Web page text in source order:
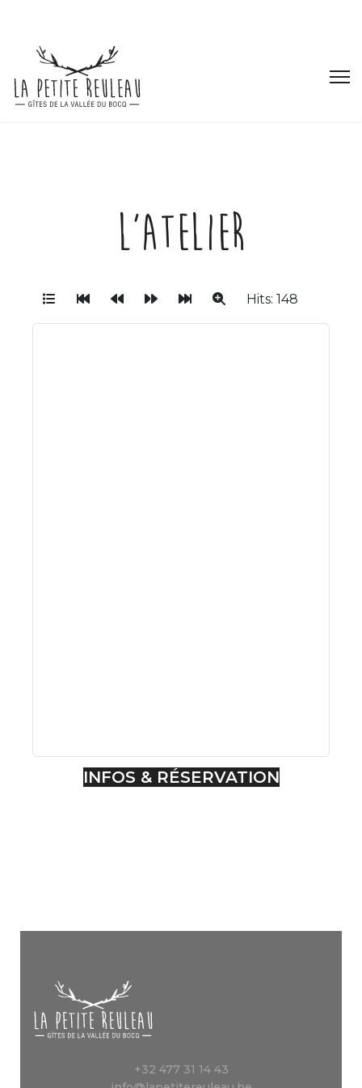
L'Atelier
Hits: 148
INFOS & RÉSERVATION
+32 477 31 14 43